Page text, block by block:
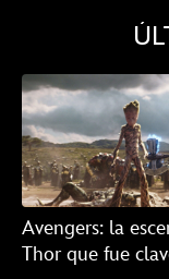
Avengers: la
Thor que fue